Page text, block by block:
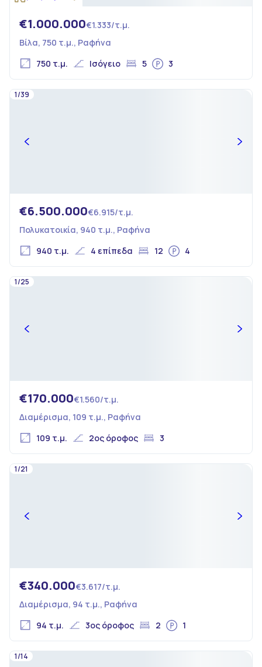
€1.000.000€1.333/τ.μ.
Βίλα, 750 τ.μ., Ραφήνα
750 τ.μ.
Ισόγειο 5 3
1/39
€6.500.000€6.915/τ.μ.
Πολυκατοικία, 940 τ.μ., Ραφήνα
940 τ.μ.
4 επίπεδα 12 4
1/25
€170.000€1.560/τ.μ.
Διαμέρισμα, 109 τ.μ., Ραφήνα
109 τ.μ.
2ος όροφος 3
1/21
€340.000€3.617/τ.μ.
Διαμέρισμα, 94 τ.μ., Ραφήνα
94 τ.μ.
3ος όροφος 2 1
1/14